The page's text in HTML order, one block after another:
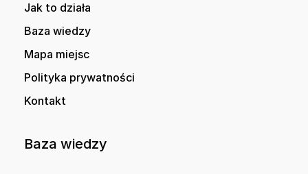
Jak to działa
Baza wiedzy
Mapa miejsc
Polityka prywatności
Kontakt
Baza wiedzy